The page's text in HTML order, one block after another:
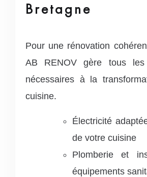
Bretagne
Pour une rénovation
AB RENOV gère tous les
nécessaires à la
cuisine.
Électricité
de votre cuisine
Plomberie et
équipements